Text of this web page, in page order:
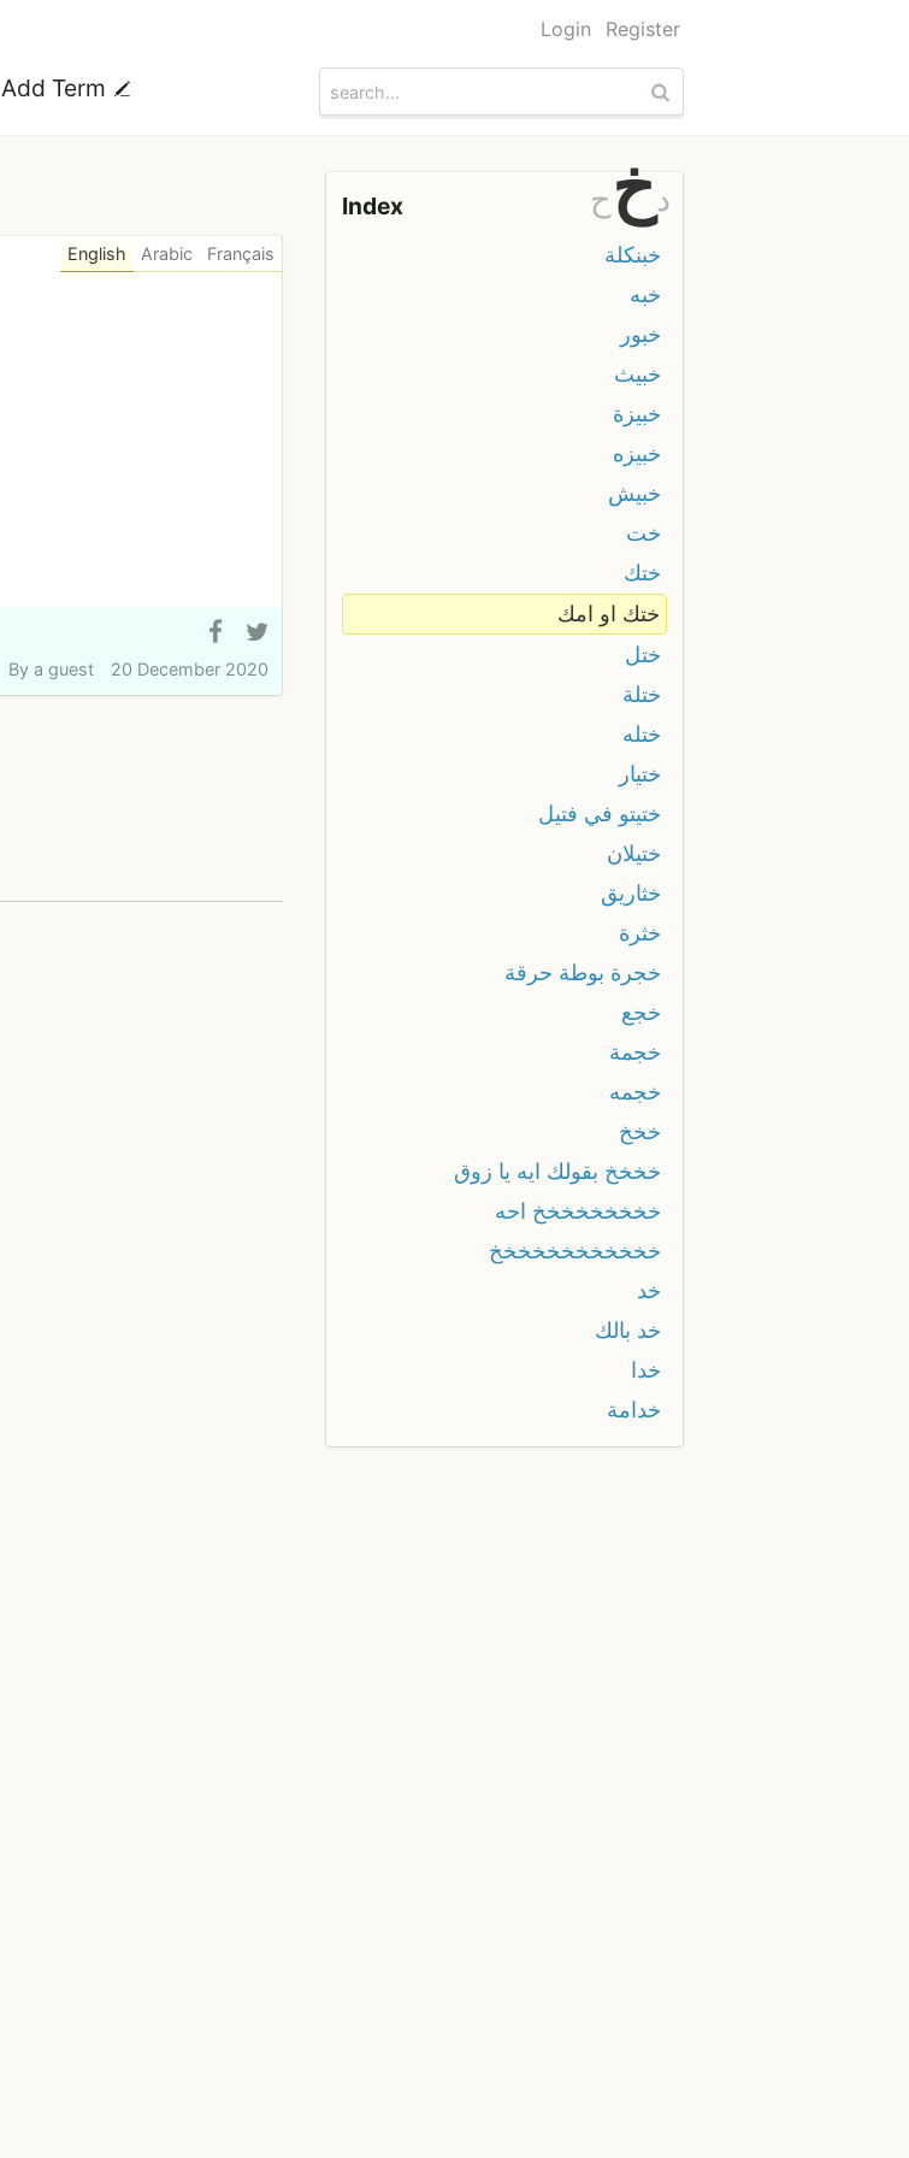
Add Term
Login Register
English Arabic Français
By a guest 20 December 2020
Index ح خد
خبنكلة
خبه
خبور
خبيث
خبيزة
خبيزه
خبيش
خت
ختك
ختك او امك
ختل
ختلة
ختله
ختيار
ختيتو في فتيل
ختيلان
خثاريق
خثرة
خجرة بوطة حرقة
خجع
خجمة
خجمه
خخخ
خخخخ بقولك ايه يا زوق
خخخخخخخخخ احه
خخخخخخخخخخخخ
خد
خد بالك
خدا
خدامة